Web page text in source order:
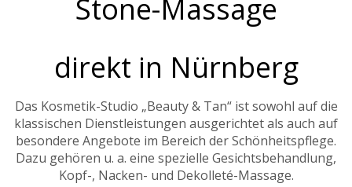
Stone-Massage
direkt in Nürnberg
Das Kosmetik-Studio „Beauty & Tan“ ist sowohl auf die
klassischen Dienstleistungen ausgerichtet als auch auf
besondere Angebote im Bereich der Schönheitspflege.
Dazu gehören u. a. eine spezielle Gesichtsbehandlung,
Kopf-, Nacken- und Dekolleté-Massage.